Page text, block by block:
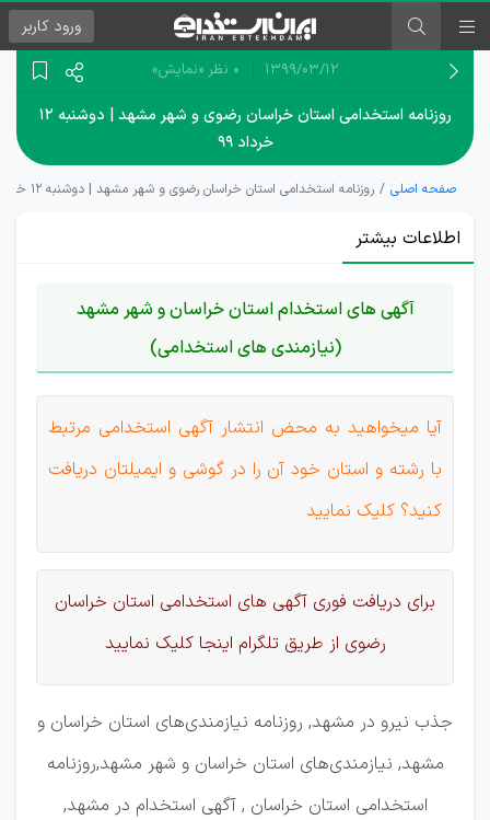
ورود کاربر
۱۳۹۹/۰۳/۱۲ 0 نظر «نمایش»
روزنامه استخدامی استان خراسان رضوی و شهر مشهد | دوشنبه ۱۲
خرداد ۹۹
صفحه اصلی روزنامه استخدامی استان خراسان رضوی و شهر مشهد | دوشنبه ۱۲ خرداد ۹۹
اطلاعات بیشتر
آگهی های استخدام استان خراسان و شهر مشهد
(نیازمندی های استخدامی)
آیا میخواهید به محض انتشار آگهی استخدامی مرتبط
با رشته و استان خود آن را در گوشی و ایمیلتان دریافت
کنید؟ کلیک نمایید
برای دریافت فوری آگهی های استخدامی استان خراسان
رضوی از طریق تلگرام اینجا کلیک نمایید
جذب نیرو در مشهد, روزنامه نیازمندی‌های استان خراسان و
مشهد, نیازمندی‌های استان خراسان و شهر مشهد,روزنامه
استخدامی استان خراسان , آگهی استخدام در مشهد,